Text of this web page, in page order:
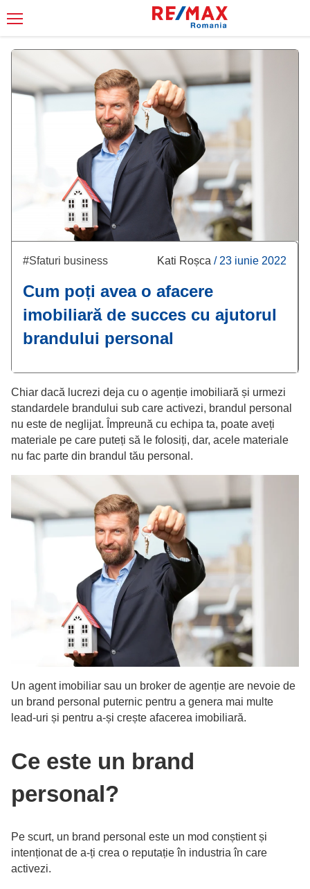
#Sfaturi business Kati Roșca / 23 iunie 2022
Cum poți avea o afacere
imobiliară de succes cu ajutorul
brandului personal
Chiar dacă lucrezi deja cu o agenție imobiliară și urmezi
standardele brandului sub care activezi, brandul personal
nu este de neglijat. Împreună cu echipa ta, poate aveți
materiale pe care puteți să le folosiți, dar, acele materiale
nu fac parte din brandul tău personal.
Un agent imobiliar sau un broker de agenție are nevoie de
un brand personal puternic pentru a genera mai multe
lead-uri și pentru a-și crește afacerea imobiliară.
Ce este un brand
personal?
Pe scurt, un brand personal este un mod conștient și
intenționat de a-ți crea o reputație în industria în care
activezi.